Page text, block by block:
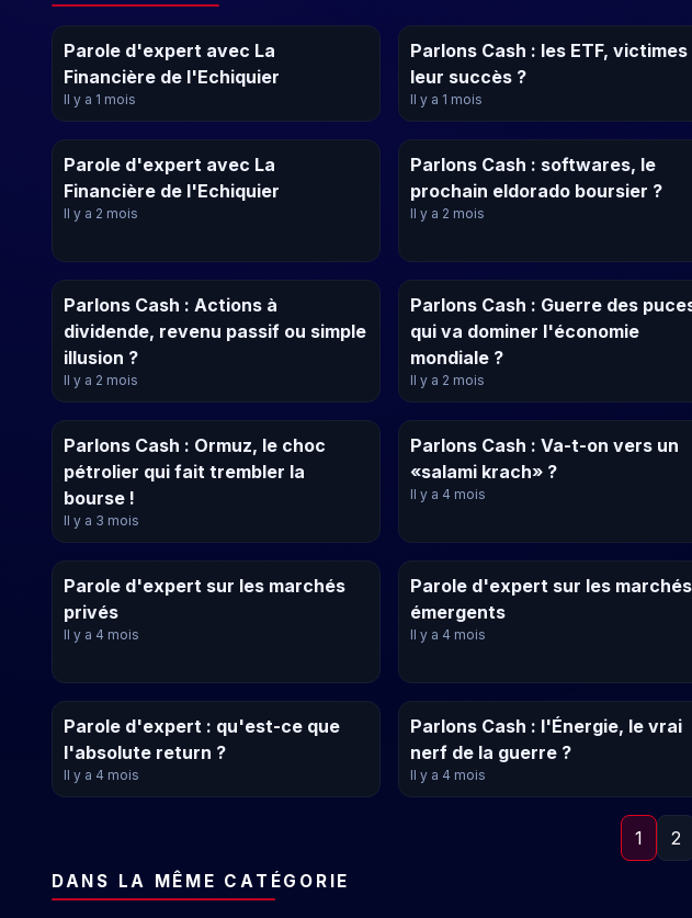
Parole d'expert avec La
Financière de l'Echiquier
Il y a 1 mois
Parlons Cash : les ETF, victimes
leur succès ?
Il y a 1 mois
Parole d'expert avec La
Financière de l'Echiquier
Il y a 2 mois
Parlons Cash : softwares, le
prochain eldorado boursier ?
Il y a 2 mois
Parlons Cash : Actions à
dividende, revenu passif ou simple
illusion ?
Il y a 2 mois
Parlons Cash : Guerre des
qui va dominer l'économie
mondiale ?
Il y a 2 mois
Parlons Cash : Ormuz, le choc
pétrolier qui fait trembler la
bourse !
Il y a 3 mois
Parlons Cash : Va-t-on vers un
«salami krach» ?
Il y a 4 mois
Parole d'expert sur les marchés
privés
Il y a 4 mois
Parole d'expert sur les marchés
émergents
Il y a 4 mois
Parole d'expert : qu'est-ce que
l'absolute return ?
Il y a 4 mois
Parlons Cash : l'Énergie, le vrai
nerf de la guerre ?
Il y a 4 mois
1 2
DANS LA MÊME CATÉGORIE